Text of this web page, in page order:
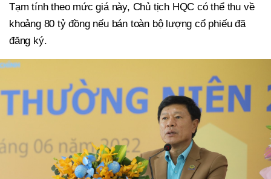
Tạm tính theo mức giá này, Chủ tịch HQC có thể thu về
khoảng 80 tỷ đồng nếu bán toàn bộ lượng cổ phiếu đã
đăng ký.